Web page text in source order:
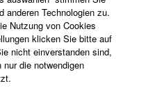
anderen Technologien zu.
Nutzung von Cookies
klicken Sie bitte auf
nicht einverstanden sind,
nur die notwendigen